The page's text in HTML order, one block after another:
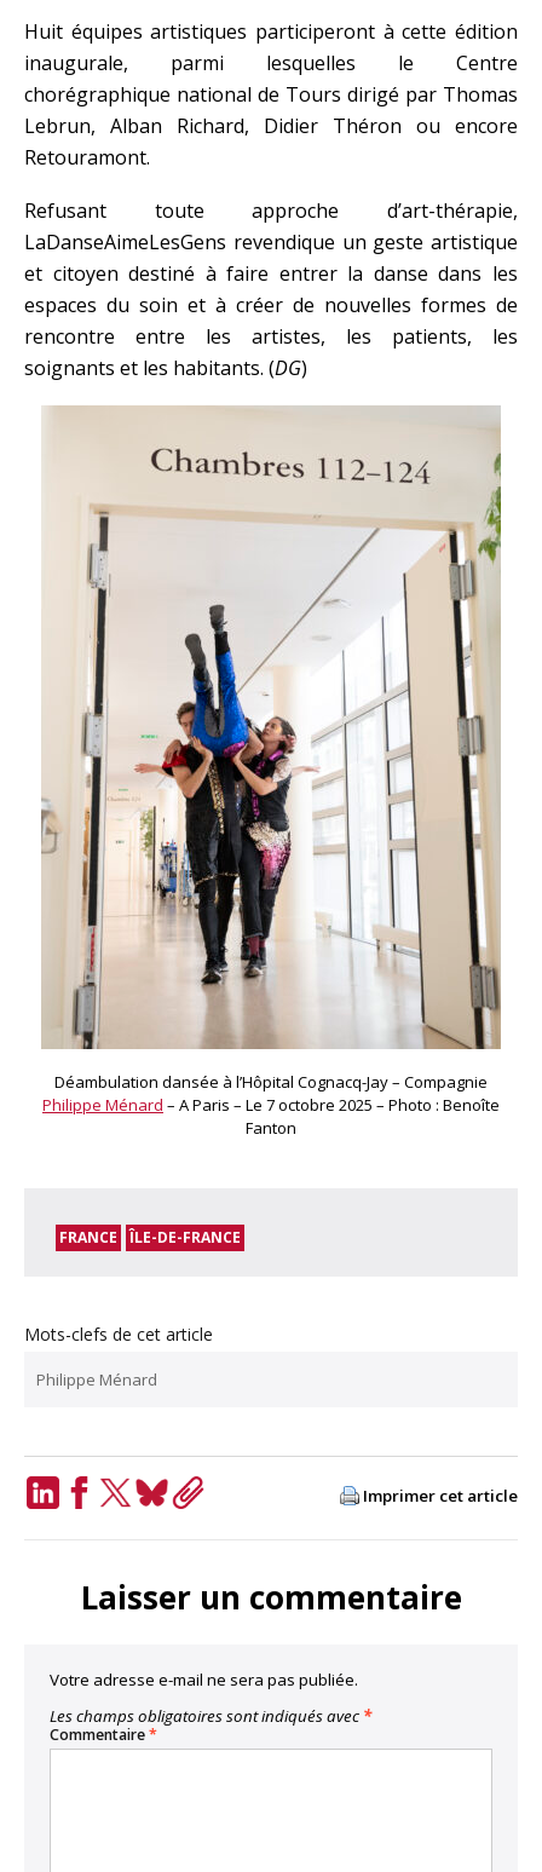
Huit équipes artistiques participeront à cette édition
inaugurale, parmi lesquelles le Centre
chorégraphique national de Tours dirigé par Thomas
Lebrun, Alban Richard, Didier Théron ou encore
Retouramont.
Refusant toute approche d’art-thérapie,
LaDanseAimeLesGens revendique un geste artistique
et citoyen destiné à faire entrer la danse dans les
espaces du soin et à créer de nouvelles formes de
rencontre entre les artistes, les patients, les
soignants et les habitants. (DG)
Déambulation dansée à l’Hôpital Cognacq-Jay – Compagnie
Philippe Ménard – A Paris – Le 7 octobre 2025 – Photo : Benoîte
Fanton
FRANCE ÎLE-DE-FRANCE
Mots-clefs de cet article
Philippe Ménard
Imprimer cet article
Laisser un commentaire
Votre adresse e-mail ne sera pas publiée.
Les champs obligatoires sont indiqués avec *
Commentaire*